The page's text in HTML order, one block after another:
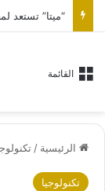
“ميتا” تستعد
القائمة
الرئيسية /
تكنولوجيا